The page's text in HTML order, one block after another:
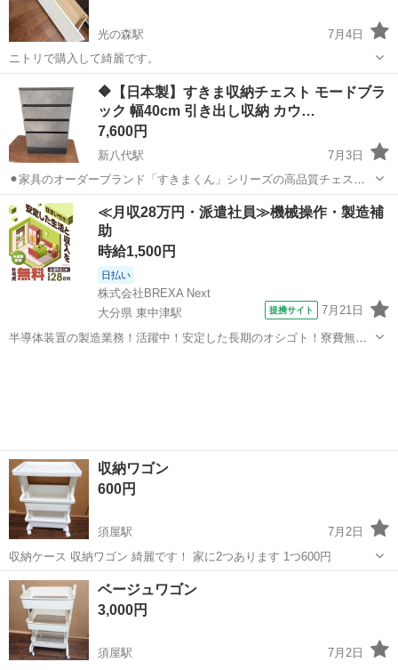
光の森駅
7月4日
ニトリで購入して綺麗です。
光の森駅 収納家具
🔶【日本製】すきま収納チェスト モードブラ
ック 幅40cm 引き出し収納 カウ…
7,600円
新八代駅
7月3日
⚫︎家具のオーダーブランド「すきまくん」シリーズの高品質チェスト
です。 カウンター下や窓下などのデッドスペースを有効活用できる、
人気のスリム収納モデルです。 ⸻ 🔧状態 中古品のため多少の使用
感はありますが、全体的にしっ...
熊本 八代市 新八代駅 収納家具 カウンター
≪月収28万円・派遣社員≫機械操作・製造補
助
時給1,500円
日払い
株式会社BREXA Next
大分県 東中津駅
提携サイト 7月21日
半導体装置の製造業務！活躍中！安定した長期のオシゴト！寮費無料
収納ワゴン
600円
須屋駅
7月2日
収納ケース 収納ワゴン 綺麗です！ 家に2つあります 1つ600円
熊本 熊本市 収納家具
ベージュワゴン
3,000円
須屋駅 7月2日